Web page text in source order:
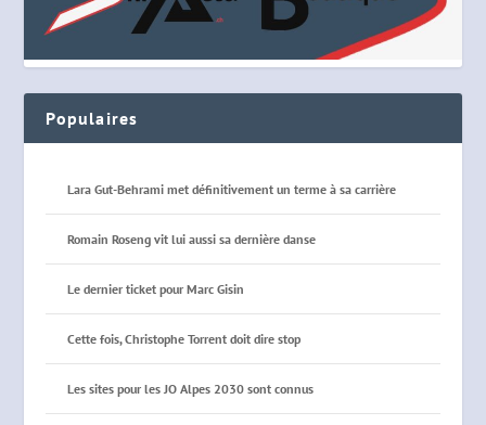
Populaires
Lara Gut-Behrami met définitivement un terme à sa carrière
Romain Roseng vit lui aussi sa dernière danse
Le dernier ticket pour Marc Gisin
Cette fois, Christophe Torrent doit dire stop
Les sites pour les JO Alpes 2030 sont connus